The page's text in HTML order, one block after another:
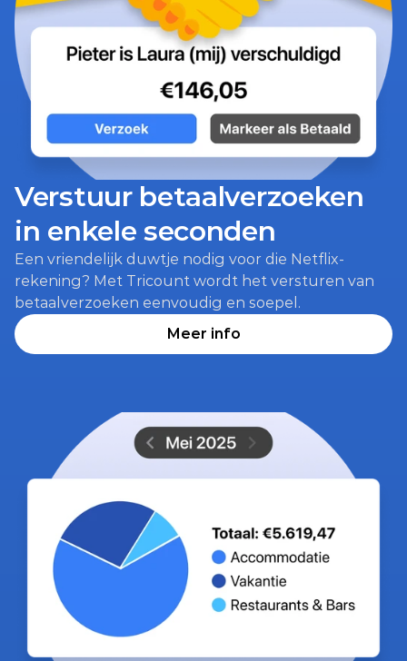
Verstuur betaalverzoeken
in enkele seconden
Een vriendelijk duwtje nodig voor die Netflix-
rekening? Met Tricount wordt het versturen van
betaalverzoeken eenvoudig en soepel.
Meer info